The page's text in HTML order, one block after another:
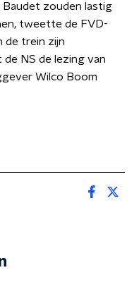
Baudet zouden lastig
tweette de FVD-
de trein zijn
NS de lezing van
Wilco Boom